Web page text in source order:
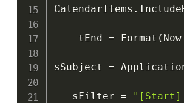
CalendarItems .
    tEnd
= Format ( Now
sSubject =
   sFilter
= "[Start]